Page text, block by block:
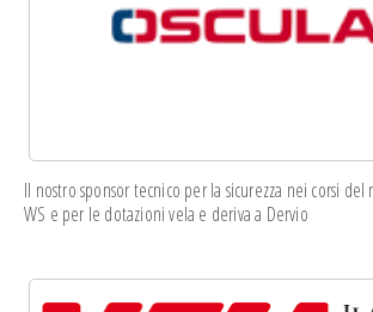
Il nostro sponsor tecnico per la sicurezza nei corsi del
WS e per le dotazioni vela e deriva a Dervio